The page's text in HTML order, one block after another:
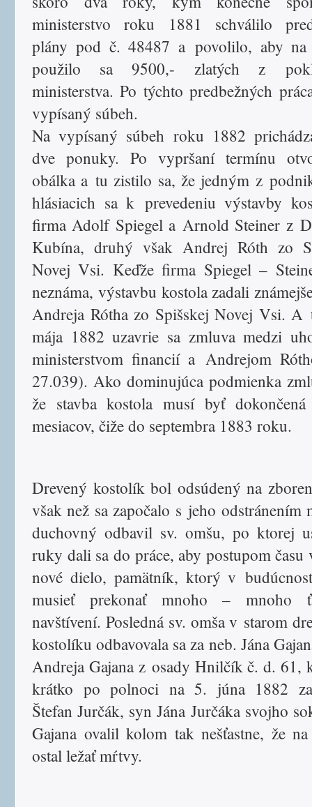
ministerstvo roku 1881 schválilo
plány pod č. 48487 a povolilo, aby na
použilo sa 9500,- zlatých z
ministerstva. Po týchto predbežných
vypísaný súbeh.
Na vypísaný súbeh roku 1882
dve ponuky. Po vypršaní termínu
obálka a tu zistilo sa, že jedným z
hlásiacich sa k prevedeniu výstavby
firma Adolf Spiegel a Arnold Steiner z
Kubína, druhý však Andrej Róth zo
Novej Vsi. Keďže firma Spiegel –
neznáma, výstavbu kostola zadali
Andreja Rótha zo Spišskej Novej Vsi. A
mája 1882 uzavrie sa zmluva medzi
ministerstvom financií a Andrejom
27.039). Ako dominujúca podmienka
že stavba kostola musí byť
mesiacov, čiže do septembra 1883 roku.
Drevený kostolík bol odsúdený na
však než sa započalo s jeho odstránením
duchovný odbavil sv. omšu, po ktorej
ruky dali sa do práce, aby postupom času
nové dielo, pamätník, ktorý v
musieť prekonať mnoho – mnoho
navštívení. Posledná sv. omša v starom
kostolíku odbavovala sa za neb. Jána
Andreja Gajana z osady Hnilčík č. d. 61,
krátko po polnoci na 5. júna 1882
Štefan Jurčák, syn Jána Jurčáka svojho
Gajana ovalil kolom tak nešťastne, že
ostal ležať mŕtvy.